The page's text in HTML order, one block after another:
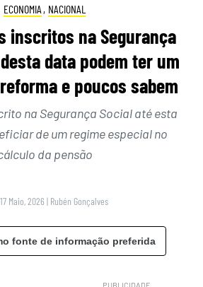
ECONOMIA , NACIONAL
inscritos na Segurança
data podem ter um
e poucos sabem
na Segurança Social até esta
de um regime especial no
da pensão
Maio, 2026 | Rubén Gonçalves
fonte de informação preferida